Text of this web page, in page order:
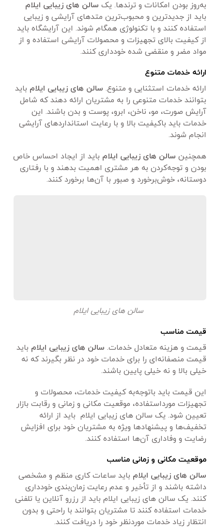
به‌روز بودن امکانات و ترندها. یک سالن های زیبایی ایلام
باید از جدیدترین و محبوب‌ترین متدهای آرایشی و زیبایی
استفاده کنند و با تکنولوژی همگام شوند. این آرایشگاه باید
از کیفیت بالای تجهیزات و محصولات آرایشی استفاده و از
مواد مضر و منقضی شده خودداری کنند.
ارائه خدمات متنوع
ارائه خدمات استثنایی و متنوع. سالن های زیبایی ایلام باید
بتوانند خدمات متنوعی را به مشتریان ارائه دهند که شامل
آرایش صورت، مو، ناخن، ابرو، پوست و بدن باشند. این
خدمات باید باکیفیت بالا و با رعایت استانداردهای آرایشی
انجام شوند.
همچنین سالن های زیبایی ایلام باید از ایجاد احساس خاص
بودن و توجه‌کردن به هر مشتری اهمیت بدهند و با رفتاری
دوستانه، خوش‌برخورد و صبور با آن‌ها برخورد کنند.
سالن های زیبایی ایلام
قیمت مناسب
قیمت و هزینه متعادل خدمات. سالن های زیبایی ایلام باید
قیمت منصفانه‌ای را برای خدمات خود در نظر بگیرند که نه
خیلی بالا و نه خیلی پایین باشند.
این قیمت باید باتوجه‌به کیفیت خدمات، محصولات و
تجهیزات مورداستفاده، موقعیت مکانی و زمانی و رقابت بازار
تعیین شود. یک سالن های زیبایی ایلام باید از ارائه
تخفیف‌ها و پیشنهادها ویژه به مشتریان خود برای افزایش
رضایت و وفاداری آن‌ها استفاده کنند.
موقعیت مکانی و زمانی مناسب
سالن های زیبایی ایلام باید ساعات کاری منظم و مشخصی
داشته باشند و از تأخیر و عدم رعایت زمان‌بندی خودداری
کنند. یک سالن های زیبایی ایلام باید از رزرو آنلاین یا تلفنی
خدمات استفاده کنند تا مشتریان بتوانند با راحتی و بدون
انتظار زیاد خدمات موردنظر خود را دریافت کنند.